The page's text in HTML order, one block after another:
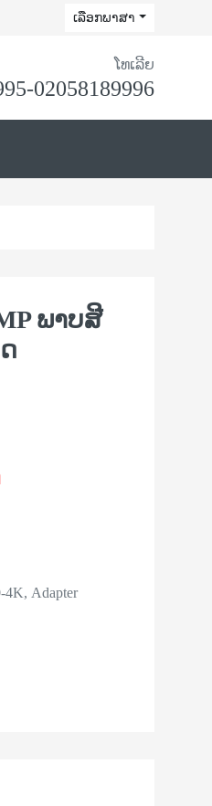
ເລືອກພາສາ
ໂທເລີຍ
02058189996
ພາບສີ
4K, Adapter